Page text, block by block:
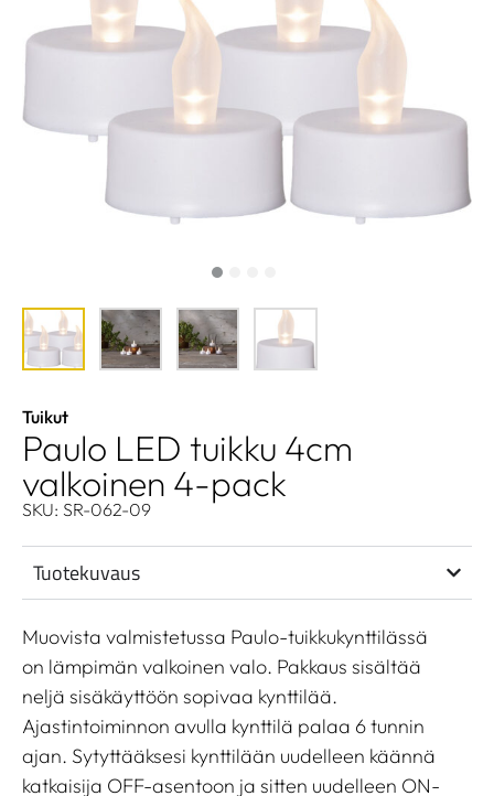
Tuikut
Paulo LED tuikku 4cm
valkoinen 4-pack
SKU: SR-062-09
Tuotekuvaus
Muovista valmistetussa Paulo-tuikkukynttilässä
on lämpimän valkoinen valo. Pakkaus sisältää
neljä sisäkäyttöön sopivaa kynttilää.
Ajastintoiminnon avulla kynttilä palaa 6 tunnin
ajan. Sytyttääksesi kynttilään uudelleen käännä
katkaisija OFF-asentoon ja sitten uudelleen ON-